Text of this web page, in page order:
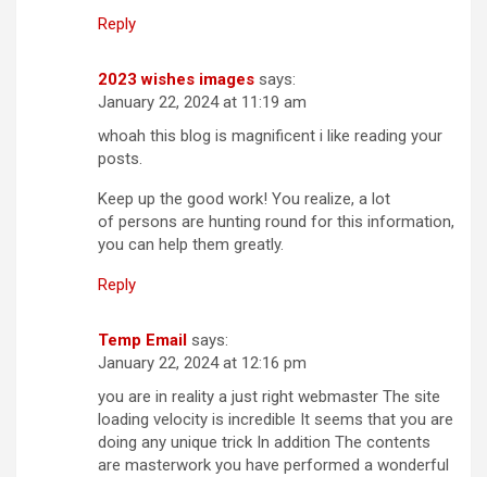
Reply
2023 wishes images says:
January 22, 2024 at 11:19 am
whoah this blog is magnificent i like reading your
posts.
Keep up the good work! You realize, a lot
of persons are hunting round for this information,
you can help them greatly.
Reply
Temp Email says:
January 22, 2024 at 12:16 pm
you are in reality a just right webmaster The site
loading velocity is incredible It seems that you are
doing any unique trick In addition The contents
are masterwork you have performed a wonderful